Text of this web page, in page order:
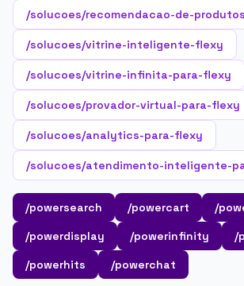
/solucoes/recomendacao-de-
/solucoes/vitrine-inteligente-flexy
/solucoes/vitrine-infinita-para-flexy
/solucoes/provador-virtual-para-flexy
/solucoes/analytics-para-flexy
/solucoes/atendimento-inteligente-
/powersearch /powercart
/
/powerdisplay
/powerinfinity
/
/powerhits
/powerchat